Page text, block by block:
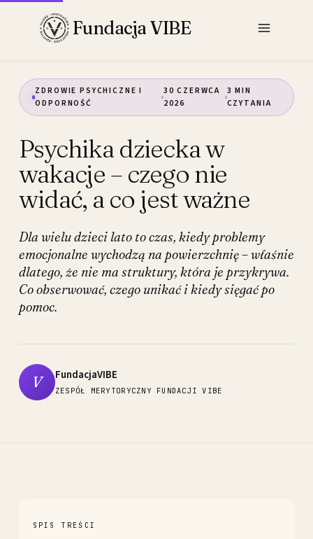
Fundacja VIBE
ZDROWIE PSYCHICZNE I
ODPORNOŚĆ
30 CZERWCA
2026
3 MIN
CZYTANIA
Psychika dziecka w
wakacje – czego nie
widać, a co jest ważne
Dla wielu dzieci lato to czas, kiedy problemy
emocjonalne wychodzą na powierzchnię – właśnie
dlatego, że nie ma struktury, która je przykrywa.
Co obserwować, czego unikać i kiedy sięgać po
pomoc.
V FundacjaVIBE
ZESPÓŁ MERYTORYCZNY FUNDACJI VIBE
SPIS TREŚCI